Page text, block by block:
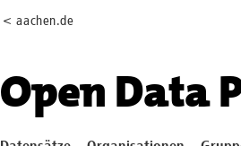
< aachen.de
Open Data